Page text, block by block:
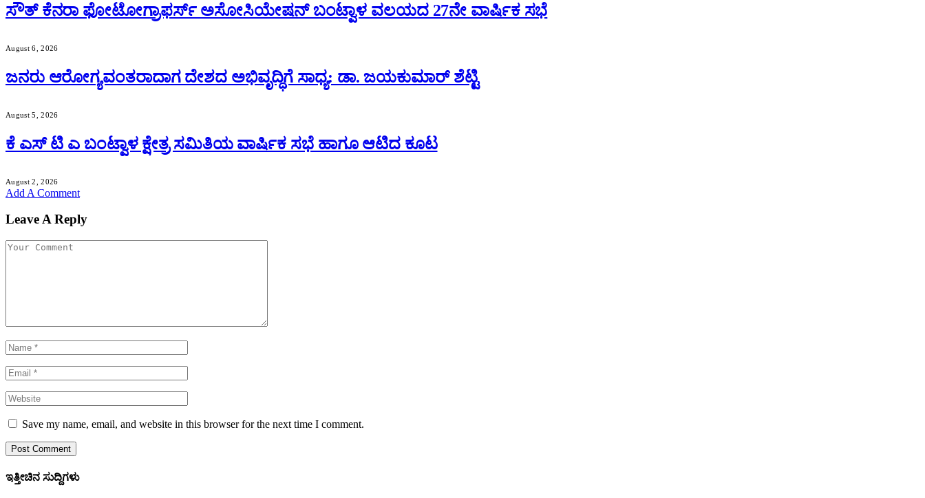
ಸೌತ್ ಕೆನರಾ ಫೋಟೋಗ್ರಾಫರ್ಸ್ ಅಸೋಸಿಯೇಷನ್ ಬಂಟ್ವಾಳ ವಲಯದ 27ನೇ ವಾರ್ಷಿಕ ಸಭೆ
August 6, 2026
ಜನರು ಆರೋಗ್ಯವಂತರಾದಾಗ ದೇಶದ ಅಭಿವೃದ್ಧಿಗೆ ಸಾಧ್ಯ: ಡಾ. ಜಯಕುಮಾರ್ ಶೆಟ್ಟಿ
August 5, 2026
ಕೆ ಎಸ್ ಟಿ ಎ ಬಂಟ್ವಾಳ ಕ್ಷೇತ್ರ ಸಮಿತಿಯ ವಾರ್ಷಿಕ ಸಭೆ ಹಾಗೂ ಆಟಿದ ಕೂಟ
August 2, 2026
Add A Comment
Leave A Reply
Save my name, email, and website in this browser for the next time I comment.
ಇತ್ತೀಚಿನ ಸುದ್ದಿಗಳು